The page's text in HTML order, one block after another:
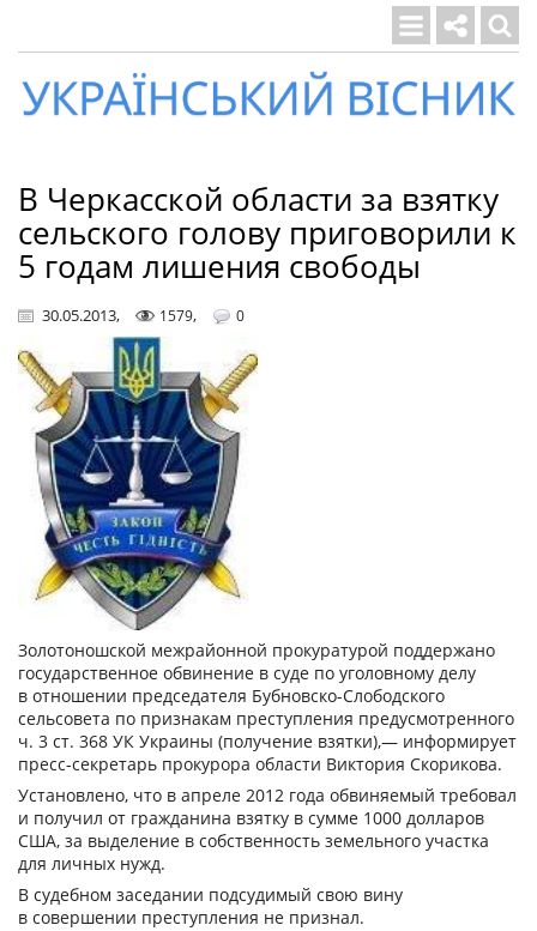
Український
вісник
В Черкасской области за взятку
сельского голову приговорили к
5 годам лишения свободы
30.05.2013, 1579, 0
Золотоношской межрайонной прокуратурой поддержано
государственное обвинение в суде по уголовному делу
в отношении председателя Бубновско-Слободского
сельсовета по признакам преступления предусмотренного
ч. 3 ст. 368 УК Украины (получение взятки),— информирует
пресс-секретарь прокурора области Виктория Скорикова.
Установлено, что в апреле 2012 года обвиняемый требовал
и получил от гражданина взятку в сумме 1000 долларов
США, за выделение в собственность земельного участка
для личных нужд.
В судебном заседании подсудимый свою вину
в совершении преступления не признал.